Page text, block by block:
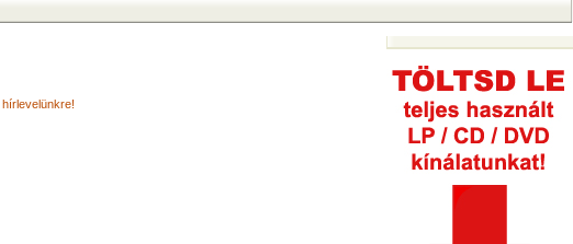
hírlevelünkre!